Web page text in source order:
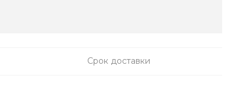
Срок доставки